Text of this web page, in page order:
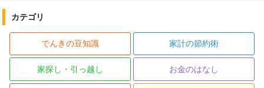
カテゴリ
でんきの豆知識 家計の節約術
家探し・引っ越し お金のはなし